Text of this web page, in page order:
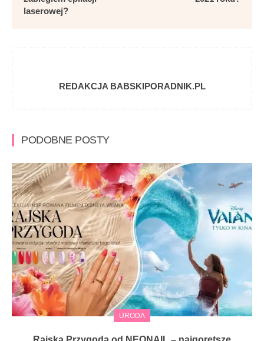
laserowej?
REDAKCJA BABSKIPORADNIK.PL
PODOBNE POSTY
URODA